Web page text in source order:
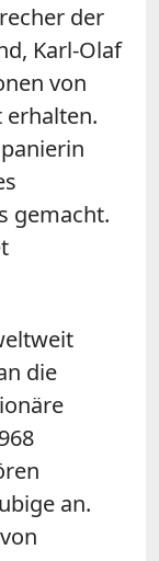
der
Karl-Olaf
von
erhalten.
gemacht.
die
an.